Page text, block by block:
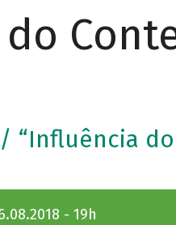
/ “Influência do
- 19h